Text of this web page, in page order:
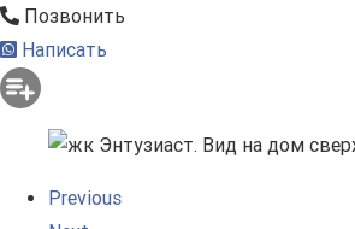
Позвонить
Написать
Previous